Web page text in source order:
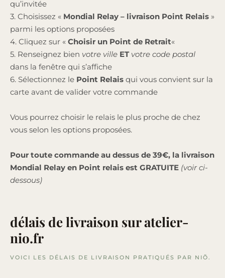
qu’invitée
3. Choisissez « Mondial Relay – livraison Point Relais »
parmi les options proposées
4. Cliquez sur « Choisir un Point de Retrait«
5. Renseignez bien votre ville ET votre code postal
dans la fenêtre qui s’affiche
6. Sélectionnez le Point Relais qui vous convient sur la
carte avant de valider votre commande
Vous pourrez choisir le relais le plus proche de chez
vous selon les options proposées.
Pour toute commande au dessus de 39€, la livraison
Mondial Relay en Point relais est GRATUITE (voir ci-
dessous)
délais de livraison sur atelier-
nio.fr
VOICI LES DÉLAIS DE LIVRAISON PRATIQUÉS PAR NIÕ.